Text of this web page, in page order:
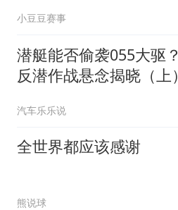
费
小豆豆赛事
潜艇能否偷袭055大驱？
反潜作战悬念揭晓（上）
汽车乐乐说
全世界都应该感谢
熊说球